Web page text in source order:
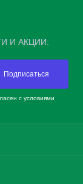
И АКЦИИ:
Подписаться
с условиями